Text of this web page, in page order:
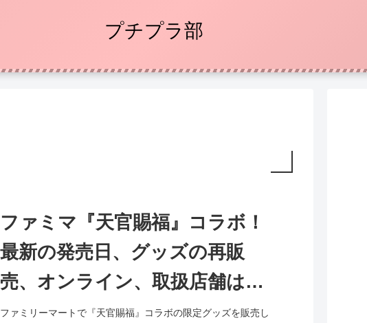
プチプラ部
ファミマ『天官賜福』コラボ！
最新の発売日、グッズの再販
売、オンライン、取扱店舗はど
こ？屏風アクリルスタンド、ク
ファミリーマートで『天官賜福』コラボの限定グッズを販売し